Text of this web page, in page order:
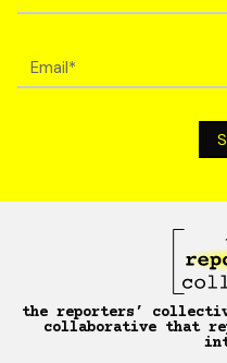
the reporters’
collaborative that